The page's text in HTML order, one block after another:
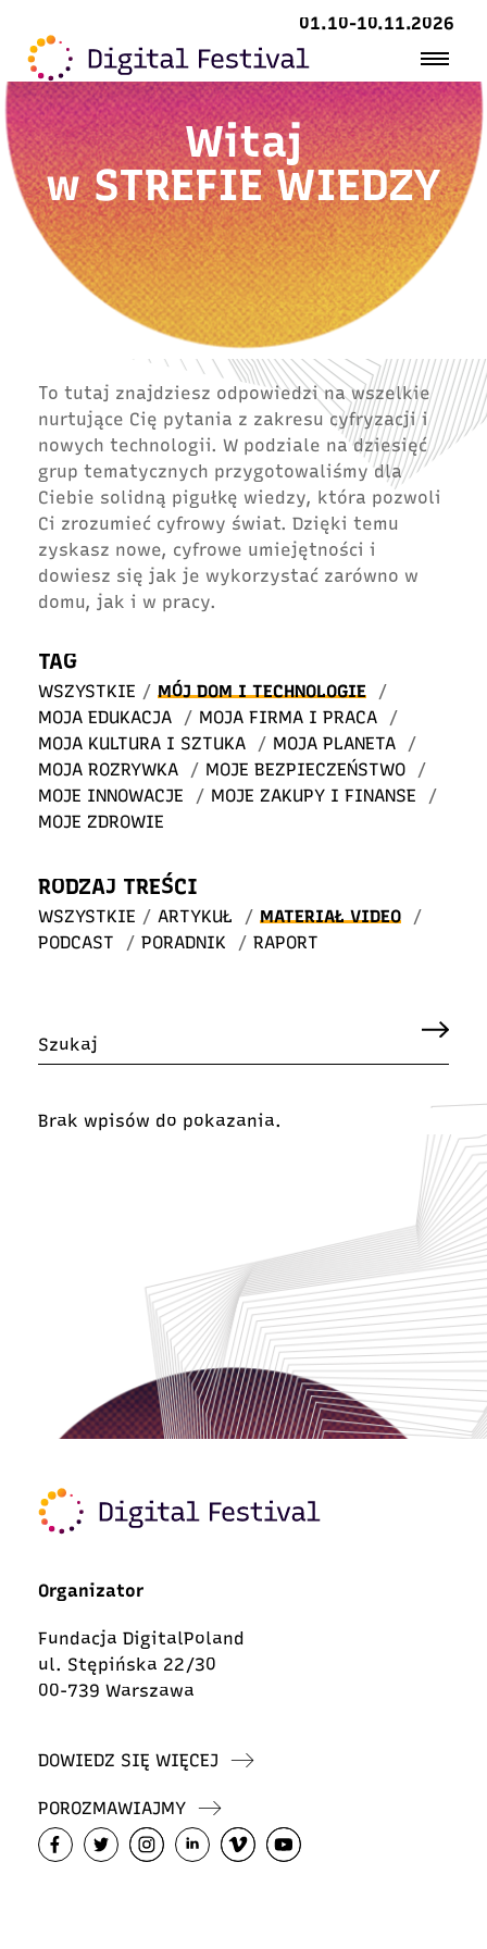
01.10-10.11.2026
Witaj
wSTREFIE WIEDZY
To tutaj znajdziesz odpowiedzi na wszelkie
nurtujące Cię pytania z zakresu cyfryzacji i
nowych technologii. W podziale na dziesięć
grup tematycznych przygotowaliśmy dla
Ciebie solidną pigułkę wiedzy, która pozwoli
Ci zrozumieć cyfrowy świat. Dzięki temu
zyskasz nowe, cyfrowe umiejętności i
dowiesz się jak je wykorzystać zarówno w
domu, jak i w pracy.
TAG
WSZYSTKIE / MÓJ DOM I TECHNOLOGIE
/
MOJA EDUKACJA
/ MOJA FIRMA I PRACA
/
MOJA KULTURA I SZTUKA
/ MOJA PLANETA
/
MOJA ROZRYWKA
/ MOJE BEZPIECZEŃSTWO
/
MOJE INNOWACJE
/ MOJE ZAKUPY I FINANSE
/
MOJE ZDROWIE
RODZAJ TREŚCI
WSZYSTKIE / ARTYKUŁ / MATERIAŁ VIDEO
/
PODCAST
/ PORADNIK / RAPORT
Brak wpisów do pokazania.
Organizator
Fundacja DigitalPoland
ul. Stępińska 22/30
00-739 Warszawa
DOWIEDZ SIĘ WIĘCEJ
POROZMAWIAJMY